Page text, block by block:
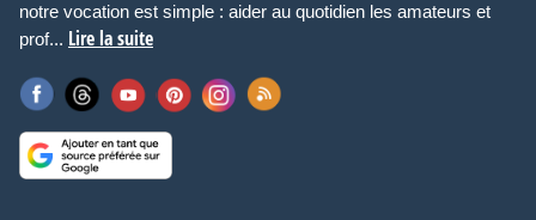
notre vocation est simple : aider au quotidien les amateurs et
prof... Lire la suite